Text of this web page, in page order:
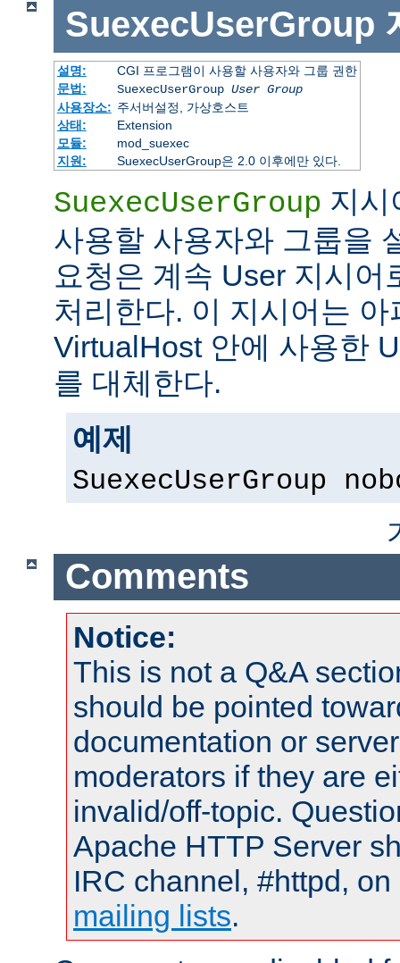
SuexecUserGroup
설명:
CGI 프로그램이 사용할 사용자와 그룹 권한
문법:
SuexecUserGroup User Group
사용장소: 주서버설정, 가상호스트
상태:
Extension
모듈:
mod_suexec
지원:
SuexecUserGroup은 2.0 이후에만 있다.
SuexecUserGroup 지시
사용할 사용자와 그룹을
요청은 계속 User 지시어
처리한다. 이 지시어는
VirtualHost 안에 사용한
를 대체한다.
예제
SuexecUserGroup
Comments
Notice:
This is not a Q&A
should be pointed
documentation or
moderators if they are
invalid/off-topic.
Apache HTTP Server
IRC channel, #httpd,
mailing lists.